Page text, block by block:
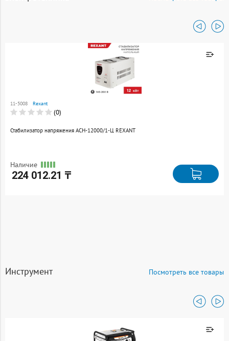
Товар добавлен к
сравнению
11-5008 Rexant
(0)
Стабилизатор напряжения АСН-12000/1-Ц REXANT
Наличие
224 012.21 ₸
Инструмент Посмотреть все товары